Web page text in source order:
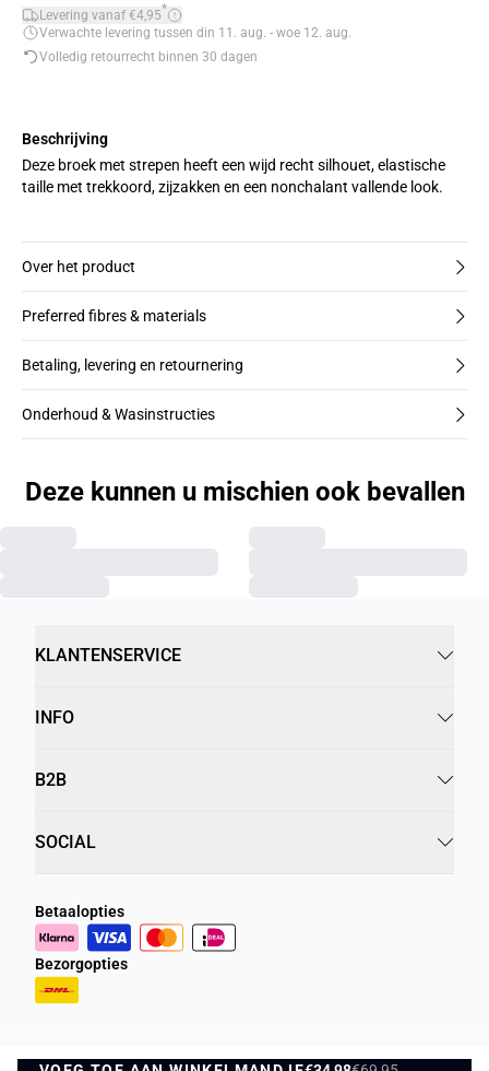
Levering vanaf €4,95*
Verwachte levering tussen din 11. aug. - woe 12. aug.
Volledig retourrecht binnen 30 dagen
Beschrijving
Deze broek met strepen heeft een wijd recht silhouet, elastische
taille met trekkoord, zijzakken en een nonchalant vallende look.
Over het product
Preferred fibres & materials
Betaling, levering en retournering
Onderhoud & Wasinstructies
Deze kunnen u mischien ook bevallen
KLANTENSERVICE
INFO
B2B
SOCIAL
Betaalopties
Bezorgopties